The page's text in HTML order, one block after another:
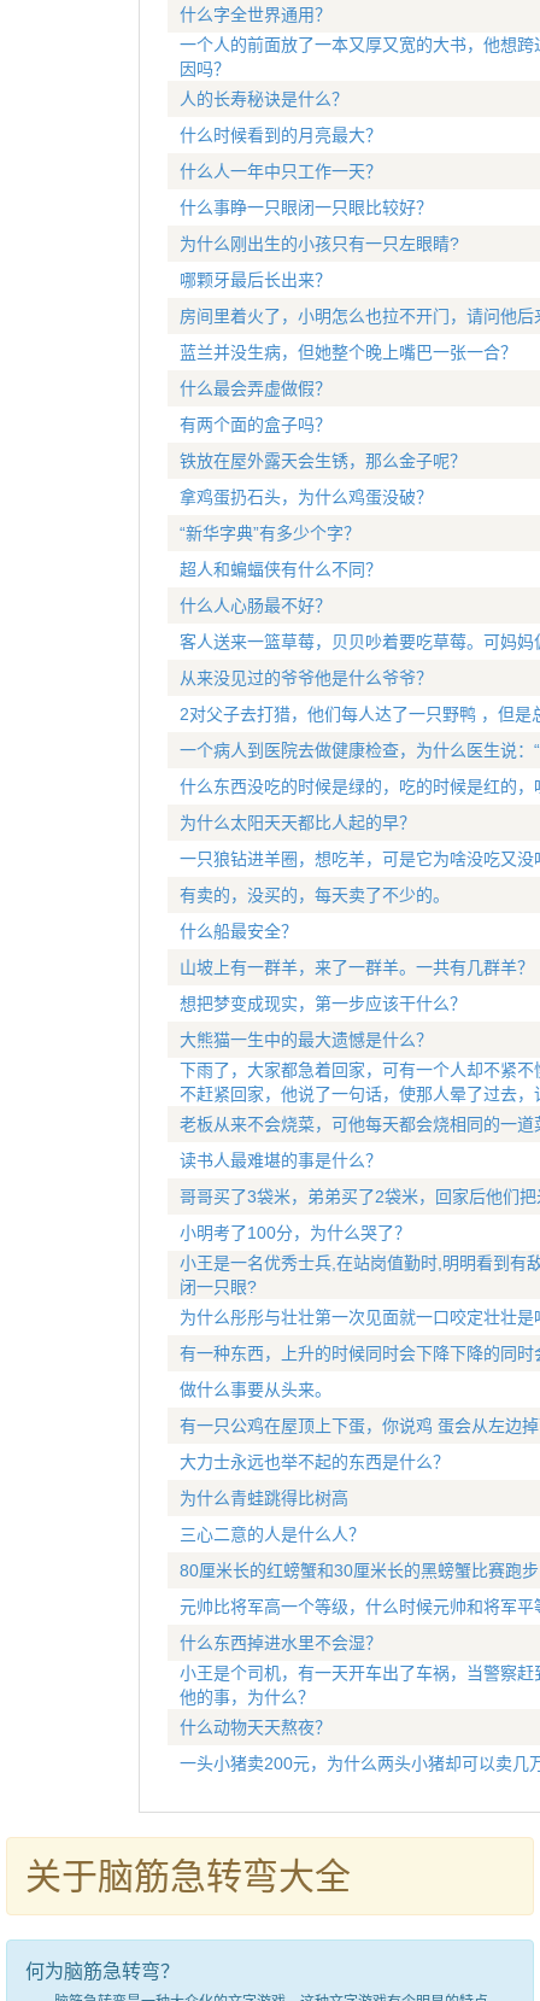
什么字全世界通用？
一个人的前面放了一本又厚又宽的大书，他想
因吗？
人的长寿秘诀是什么？
什么时候看到的月亮最大？
什么人一年中只工作一天？
什么事睁一只眼闭一只眼比较好？
为什么刚出生的小孩只有一只左眼睛?
哪颗牙最后长出来？
房间里着火了，小明怎么也拉不开门，请问他后
蓝兰并没生病，但她整个晚上嘴巴一张一合？
什么最会弄虚做假？
有两个面的盒子吗？
铁放在屋外露天会生锈，那么金子呢？
拿鸡蛋扔石头，为什么鸡蛋没破？
“新华字典”有多少个字？
超人和蝙蝠侠有什么不同？
什么人心肠最不好？
客人送来一篮草莓，贝贝吵着要吃草莓。可妈
从来没见过的爷爷他是什么爷爷？
2对父子去打猎，他们每人达了一只野鸭 ，但是
一个病人到医院去做健康检查，为什么医生说
什么东西没吃的时候是绿的，吃的时候是红的，
为什么太阳天天都比人起的早？
一只狼钻进羊圈，想吃羊，可是它为啥没吃又没
有卖的，没买的，每天卖了不少的。
什么船最安全？
山坡上有一群羊，来了一群羊。一共有几群羊？
想把梦变成现实，第一步应该干什么？
大熊猫一生中的最大遗憾是什么？
下雨了，大家都急着回家，可有一个人却不紧
不赶紧回家，他说了一句话，使那人晕了过去
老板从来不会烧菜，可他每天都会烧相同的一
读书人最难堪的事是什么？
哥哥买了3袋米，弟弟买了2袋米，回家后他们
小明考了100分，为什么哭了？
小王是一名优秀士兵,在站岗值勤时,明明看到有
闭一只眼?
为什么彤彤与壮壮第一次见面就一口咬定壮壮是
有一种东西，上升的时候同时会下降下降的同时
做什么事要从头来。
有一只公鸡在屋顶上下蛋，你说鸡 蛋会从左边
大力士永远也举不起的东西是什么？
为什么青蛙跳得比树高
三心二意的人是什么人？
80厘米长的红螃蟹和30厘米长的黑螃蟹比赛跑
元帅比将军高一个等级，什么时候元帅和将军平
什么东西掉进水里不会湿？
小王是个司机，有一天开车出了车祸，当警察
他的事，为什么？
什么动物天天熬夜？
一头小猪卖200元，为什么两头小猪却可以卖几
关于脑筋急转弯大全
何为脑筋急转弯？